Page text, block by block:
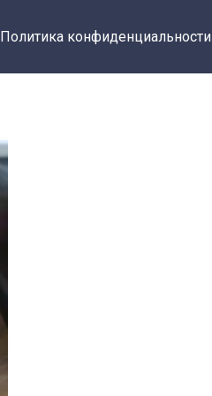
Политика конфиденциальности